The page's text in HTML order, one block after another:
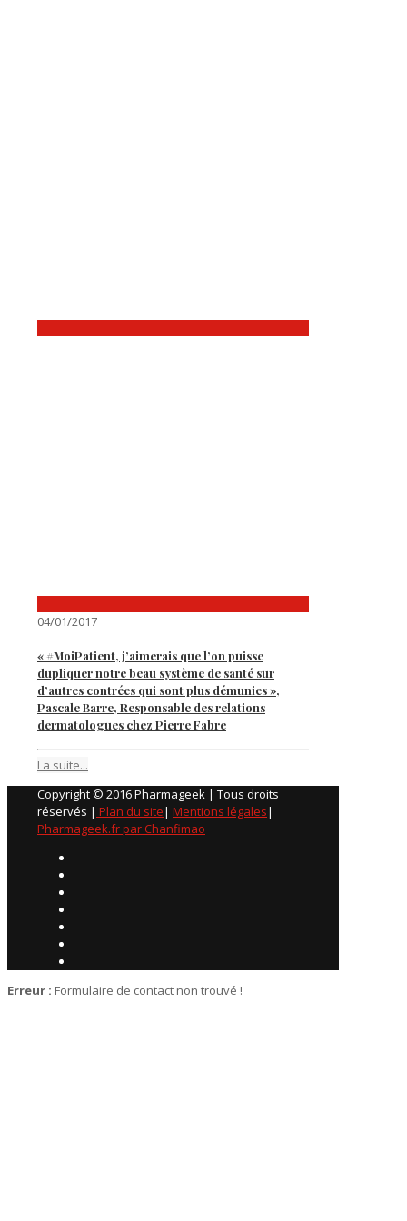
04/01/2017
« #MoiPatient, j’aimerais que l’on puisse
dupliquer notre beau système de santé sur
d’autres contrées qui sont plus démunies »,
Pascale Barre, Responsable des relations
dermatologues chez Pierre Fabre
La suite...
Copyright © 2016 Pharmageek | Tous droits
réservés | Plan du site| Mentions légales|
Pharmageek.fr par Chanfimao
Erreur : Formulaire de contact non trouvé !